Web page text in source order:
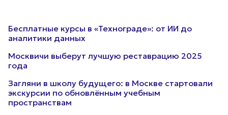
Бесплатные курсы в «Технограде»: от ИИ до
аналитики данных
Москвичи выберут лучшую реставрацию 2025
года
Загляни в школу будущего: в Москве стартовали
экскурсии по обновлённым учебным
пространствам